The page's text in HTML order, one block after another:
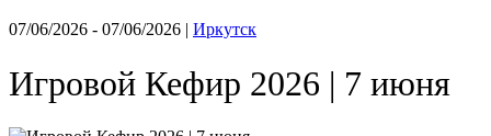
07/06/2026 - 07/06/2026 | Иркутск
Игровой Кефир 2026 | 7 июня